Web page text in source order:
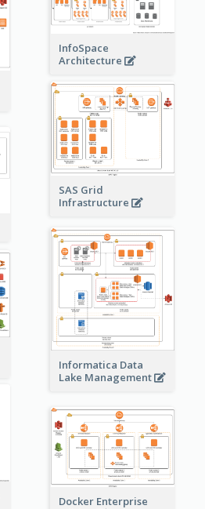
InfoSpace
Architecture
SAS Grid
Infrastructure
Informatica Data
Lake Management
Docker Enterprise